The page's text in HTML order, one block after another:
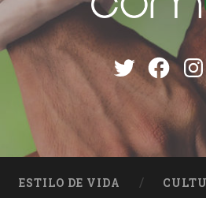
Twitter
ESTILO DE VIDA